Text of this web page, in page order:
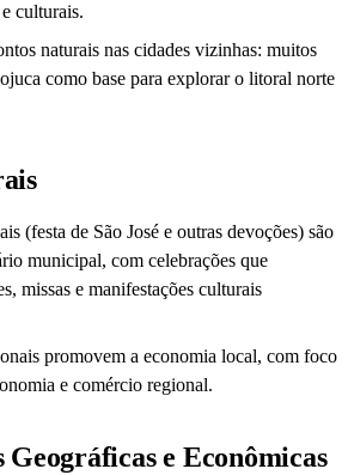
culturais.
naturais nas cidades vizinhas: muitos
como base para explorar o litoral norte
(festa de São José e outras devoções) são
municipal, com celebrações que
missas e manifestações culturais
promovem a economia local, com foco
e comércio regional.
e Econômicas